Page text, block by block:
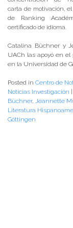
carta de motivación,
de Ranking
certificado de idioma.
Catalina Büchner y
UACh las apoyó en el
en la Universidad de
Posted in Centro de
Noticias Investigación
Büchner, Jeannette
Literatura
Göttingen